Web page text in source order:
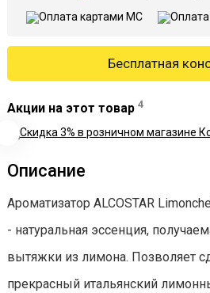
Бесплатная
Акции на этот товар 4
Описание
Ароматизатор ALCOSTAR
- натуральная эссенция,
вытяжки из лимона. Позволяет
прекрасный итальянский